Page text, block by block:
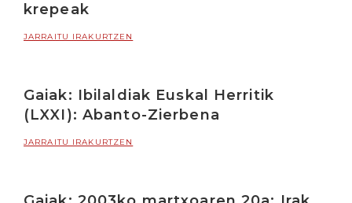
krepeak
JARRAITU IRAKURTZEN
Gaiak: Ibilaldiak Euskal Herritik
(LXXI): Abanto-Zierbena
JARRAITU IRAKURTZEN